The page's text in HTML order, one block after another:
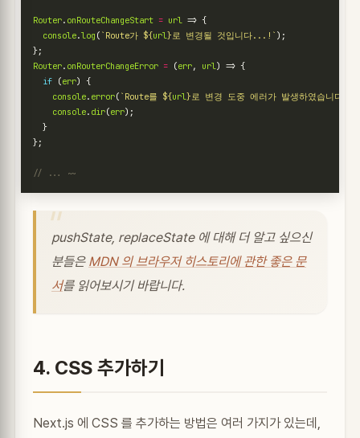
Router. onRouteChangeStart = url => {
console.log ( `Route가 ${url}로 변경될 것입니다...!` );
};
Router. onRouterChangeError = (err, url ) => {
if (err) {
console. error( `Route를 ${url}로 변경 도중 에러가 발생하였습니다
console. dir(err);
}
};
pushState, replaceState 에 대해 더 알고 싶으신
분들은 MDN 의 브라우저 히스토리에 관한 좋은 문
서를 읽어보시기 바랍니다.
4. CSS 추가하기
Next.js 에 CSS 를 추가하는 방법은 여러 가지가 있는데,